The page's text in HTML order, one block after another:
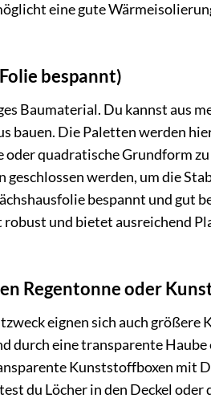
eine gute
bespannt)
Baumaterial. Du kannst aus
bauen. Die Paletten werden
quadratische Grundform
werden, um die
bespannt und gut
und bietet ausreichend
Regentonne oder
eignen sich auch
durch eine transparente
Kunststoffboxen mit
du Löcher in den Deckel oder